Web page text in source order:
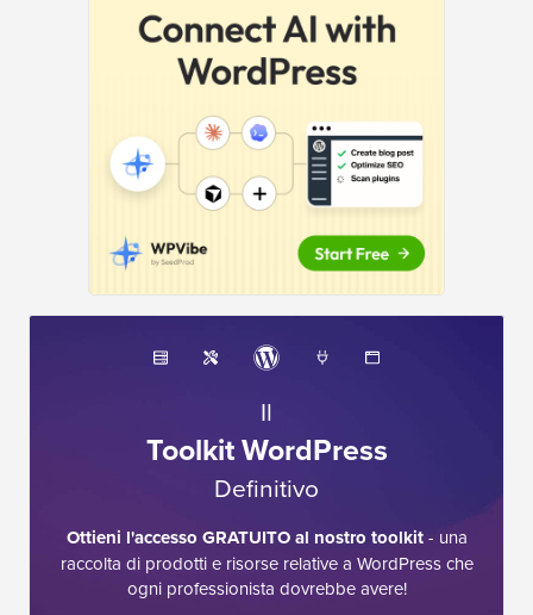
Il
Toolkit WordPress
Definitivo
Ottieni l'accesso GRATUITO al nostro toolkit- una
raccolta di prodotti e risorse relative a WordPress che
ogni professionista dovrebbe avere!